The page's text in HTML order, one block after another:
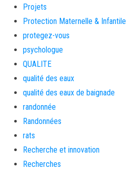
Projets
Protection Maternelle & Infantile
protegez-vous
psychologue
QUALITE
qualité des eaux
qualité des eaux de baignade
randonnée
Randonnées
rats
Recherche et innovation
Recherches